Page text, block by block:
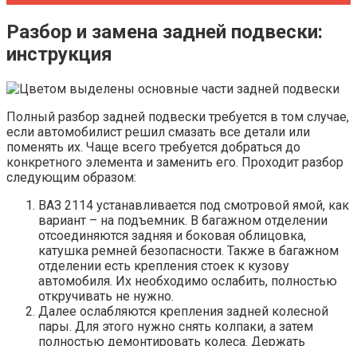
Разбор и замена задней подвески:
инструкция
Полный разбор задней подвески требуется в том случае,
если автомобилист решил смазать все детали или
поменять их. Чаще всего требуется добраться до
конкретного элемента и заменить его. Проходит разбор
следующим образом:
ВАЗ 2114 устанавливается под смотровой ямой, как
вариант – на подъемник. В багажном отделении
отсоединяются задняя и боковая облицовка,
катушка ремней безопасности. Также в багажном
отделении есть крепления стоек к кузову
автомобиля. Их необходимо ослабить, полностью
откручивать не нужно.
Далее ослабляются крепления задней колесной
пары. Для этого нужно снять колпаки, а затем
полностью демонтировать колеса. Держать